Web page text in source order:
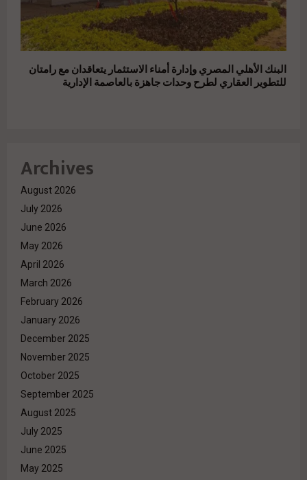
البنك الأهلي المصري وإدارة أمناء الاستثمار يتعاقدان مع رامتان
للتطوير العقاري لطرح وحدات جاهزة بالعاصمة الإدارية
Archives
August 2026
July 2026
June 2026
May 2026
April 2026
March 2026
February 2026
January 2026
December 2025
November 2025
October 2025
September 2025
August 2025
July 2025
June 2025
May 2025